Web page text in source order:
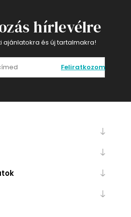
hírlevélre
ajánlatokra és új tartalmakra!
Feliratkozom